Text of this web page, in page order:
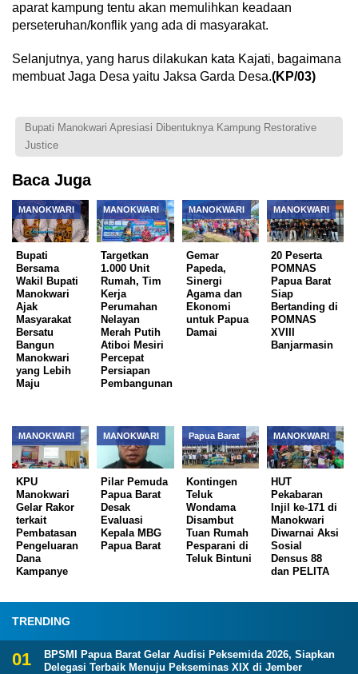
aparat kampung tentu akan memulihkan keadaan
perseteruhan/konflik yang ada di masyarakat.
Selanjutnya, yang harus dilakukan kata Kajati, bagaimana
membuat Jaga Desa yaitu Jaksa Garda Desa.(KP/03)
Bupati Manokwari Apresiasi Dibentuknya Kampung Restorative
Justice
Baca Juga
MANOKWARI
Bupati
Bersama
Wakil Bupati
Manokwari
Ajak
Masyarakat
Bersatu
Bangun
Manokwari
yang Lebih
Maju
MANOKWARI
Targetkan
1.000 Unit
Rumah, Tim
Kerja
Perumahan
Nelayan
Merah Putih
Atiboi Mesiri
Percepat
Persiapan
Pembangunan
MANOKWARI
Gemar
Papeda,
Sinergi
Agama dan
Ekonomi
untuk Papua
Damai
MANOKWARI
20 Peserta
POMNAS
Papua Barat
Siap
Bertanding di
POMNAS
XVIII
Banjarmasin
MANOKWARI
KPU
Manokwari
Gelar Rakor
terkait
Pembatasan
Pengeluaran
Dana
Kampanye
MANOKWARI
Pilar Pemuda
Papua Barat
Desak
Evaluasi
Kepala MBG
Papua Barat
Papua Barat
Kontingen
Teluk
Wondama
Disambut
Tuan Rumah
Pesparani di
Teluk Bintuni
MANOKWARI
HUT
Pekabaran
Injil ke-171 di
Manokwari
Diwarnai Aksi
Sosial
Densus 88
dan PELITA
TRENDING
BPSMI Papua Barat Gelar Audisi Peksemida 2026, Siapkan
Delegasi Terbaik Menuju Pekseminas XIX di Jember